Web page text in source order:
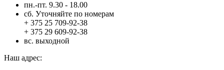
пн.-пт. 9.30 - 18.00
сб. Уточняйте по номерам
+ 375 25 709-92-38
+ 375 29 609-92-38
вс. выходной
Наш адрес: